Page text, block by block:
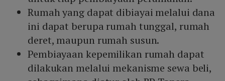
Rumah yang dapat dibiayai melalui dana
ini dapat berupa rumah tunggal, rumah
deret, maupun rumah susun.
Pembiayaan kepemilikan rumah dapat
dilakukan melalui mekanisme sewa beli,